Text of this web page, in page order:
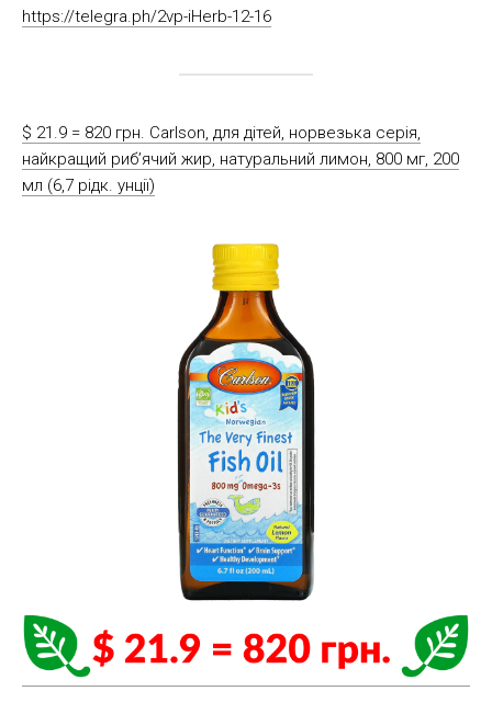
https://telegra.ph/2vp-iHerb-12-16
$ 21.9 = 820 грн. Carlson, для дітей, норвезька серія,
найкращий риб’ячий жир, натуральний лимон, 800 мг, 200
мл (6,7 рідк. унції)